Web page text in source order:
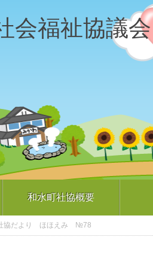
会福祉協議会
和水町社協概要
協だより ほほえみ №78